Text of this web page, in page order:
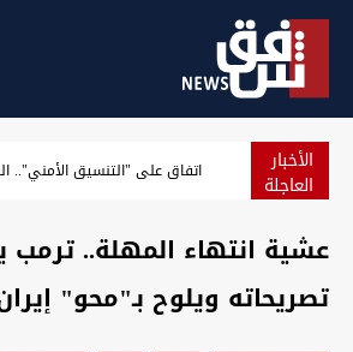
الأخبار
العاجلة مسؤول أميركي: سنرفع الحصار
عشية انتهاء المهلة.. ترمب
تصريحاته ويلوح بـ"محو"